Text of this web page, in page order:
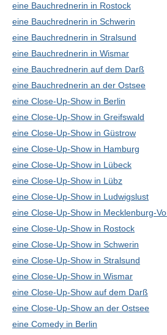
eine Bauchrednerin in Rostock
eine Bauchrednerin in Schwerin
eine Bauchrednerin in Stralsund
eine Bauchrednerin in Wismar
eine Bauchrednerin auf dem Darß
eine Bauchrednerin an der Ostsee
eine Close-Up-Show in Berlin
eine Close-Up-Show in Greifswald
eine Close-Up-Show in Güstrow
eine Close-Up-Show in Hamburg
eine Close-Up-Show in Lübeck
eine Close-Up-Show in Lübz
eine Close-Up-Show in Ludwigslust
eine Close-Up-Show in Mecklenburg-
eine Close-Up-Show in Rostock
eine Close-Up-Show in Schwerin
eine Close-Up-Show in Stralsund
eine Close-Up-Show in Wismar
eine Close-Up-Show auf dem Darß
eine Close-Up-Show an der Ostsee
eine Comedy in Berlin